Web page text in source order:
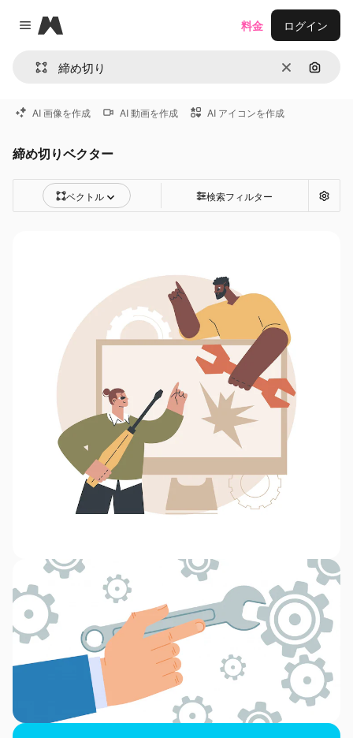
Close menu
Magnific
消去 画像で
料金 ログイン
AI 画像を作成 AI 動画を作成 AI アイコンを作成
締め切りベクター
ベクトル 検索フィルター